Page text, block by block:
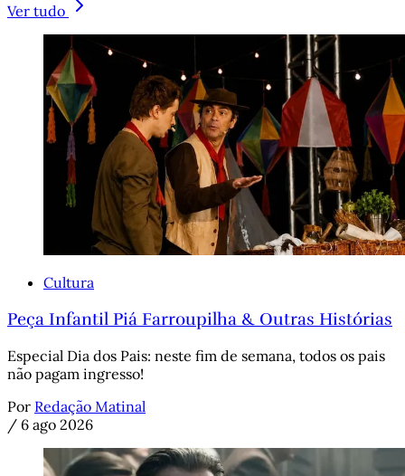
Ver tudo
Cultura
Peça Infantil Piá Farroupilha & Outras Histórias
Especial Dia dos Pais: neste fim de semana, todos os pais
não pagam ingresso!
Por Redação Matinal
/ 6 ago 2026